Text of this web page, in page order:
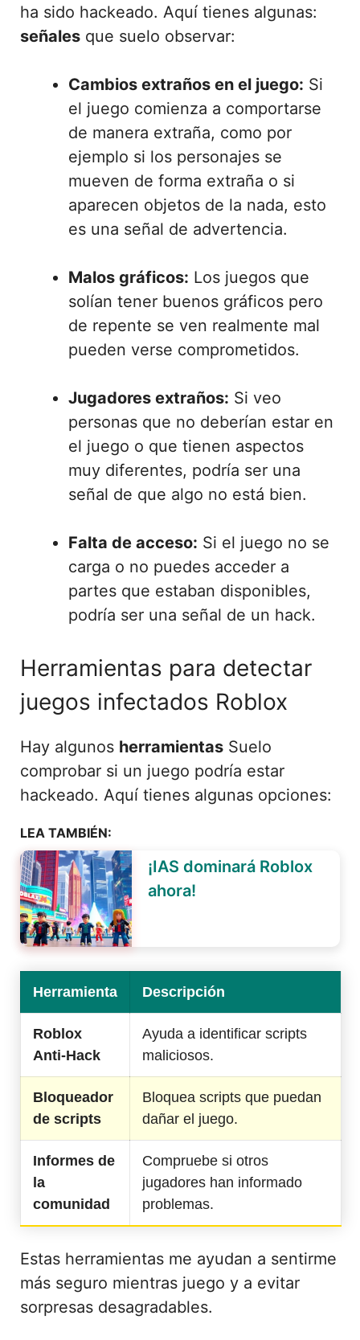
ha sido hackeado. Aquí tienes algunas:
señales que suelo observar:
Cambios extraños en el juego: Si
el juego comienza a comportarse
de manera extraña, como por
ejemplo si los personajes se
mueven de forma extraña o si
aparecen objetos de la nada, esto
es una señal de advertencia.
Malos gráficos: Los juegos que
solían tener buenos gráficos pero
de repente se ven realmente mal
pueden verse comprometidos.
Jugadores extraños: Si veo
personas que no deberían estar en
el juego o que tienen aspectos
muy diferentes, podría ser una
señal de que algo no está bien.
Falta de acceso: Si el juego no se
carga o no puedes acceder a
partes que estaban disponibles,
podría ser una señal de un hack.
Herramientas para detectar
juegos infectados Roblox
Hay algunos herramientas Suelo
comprobar si un juego podría estar
hackeado. Aquí tienes algunas opciones:
LEA TAMBIÉN:
¡IAS dominará Roblox
ahora!
Herramienta Descripción
Roblox
Anti-Hack
Ayuda a identificar scripts
maliciosos.
Bloqueador
de scripts
Bloquea scripts que puedan
dañar el juego.
Informes de
la
comunidad
Compruebe si otros
jugadores han informado
problemas.
Estas herramientas me ayudan a sentirme
más seguro mientras juego y a evitar
sorpresas desagradables.